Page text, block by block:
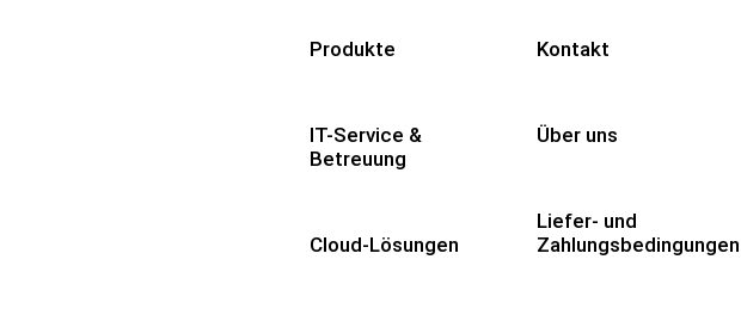
Produkte
IT-Service &
Betreuung
Cloud-Lösungen
Kontakt
Über uns
Liefer- und
Zahlungsbedingungen